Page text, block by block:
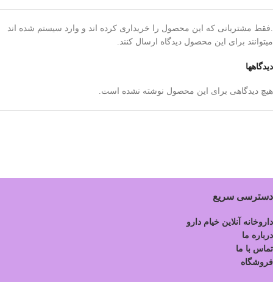
دیدگاهها
هیچ دیدگاهی برای این محصول نوشته نشده است.
.فقط مشتریانی که این محصول را خریداری کرده اند و وارد سیستم شده اند
میتوانند برای این محصول دیدگاه ارسال کنند.
دسترسی سریع
داروخانه آنلاین خیام دارو
درباره ما
تماس با ما
فروشگاه